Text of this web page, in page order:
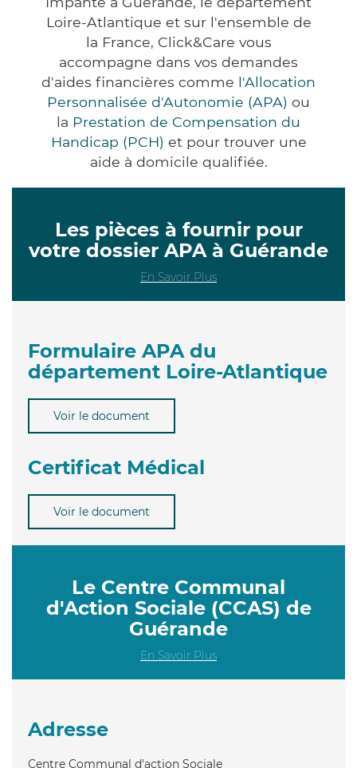
Loire-Atlantique et sur l'ensemble de
la France, Click&Care vous
accompagne dans vos demandes
d'aides financières comme l'Allocation
Personnalisée d'Autonomie (APA) ou
la Prestation de Compensation du
Handicap (PCH) et pour trouver une
aide à domicile qualifiée.
Les pièces à fournir pour
votre dossier APA à Guérande
En Savoir Plus
Formulaire APA du
département Loire-Atlantique
Voir le document
Certificat Médical
Voir le document
Le Centre Communal
d'Action Sociale (CCAS) de
Guérande
En Savoir Plus
Adresse
Centre Communal d'action Sociale